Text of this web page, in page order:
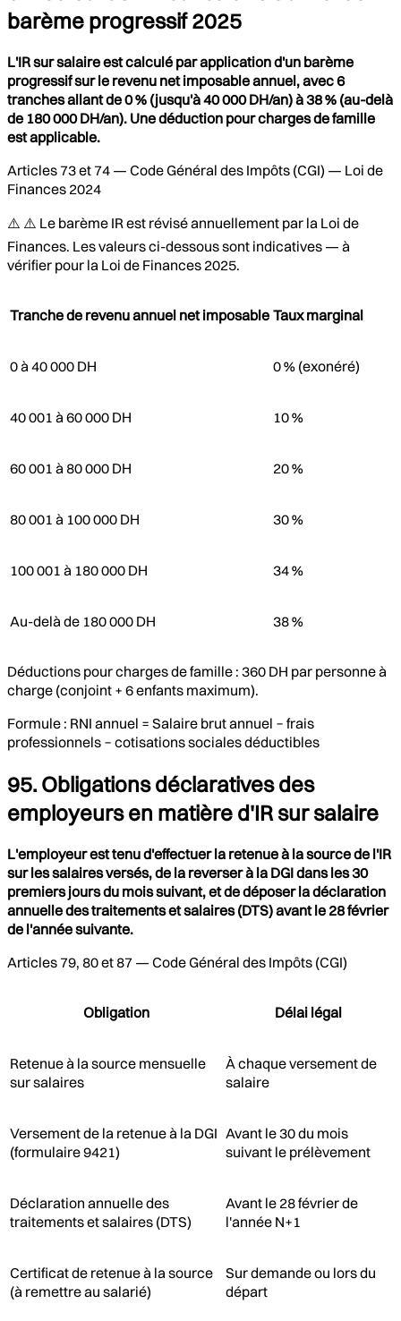
barème progressif 2025
L'IR sur salaire est calculé par application d'un barème
progressif sur le revenu net imposable annuel, avec 6
tranches allant de 0 % (jusqu'à 40 000 DH/an) à 38 % (au-delà
de 180 000 DH/an). Une déduction pour charges de famille
est applicable.
Articles 73 et 74 — Code Général des Impôts (CGI) — Loi de
Finances 2024
⚠️ ⚠️ Le barème IR est révisé annuellement par la Loi de
Finances. Les valeurs ci-dessous sont indicatives — à
vérifier pour la Loi de Finances 2025.
Tranche de revenu annuel net imposable Taux marginal
0 à 40 000 DH 0 % (exonéré)
40 001 à 60 000 DH 10 %
60 001 à 80 000 DH 20 %
80 001 à 100 000 DH 30 %
100 001 à 180 000 DH 34 %
Au-delà de 180 000 DH 38 %
Déductions pour charges de famille : 360 DH par personne à
charge (conjoint + 6 enfants maximum).
Formule : RNI annuel = Salaire brut annuel − frais
professionnels − cotisations sociales déductibles
95. Obligations déclaratives des
employeurs en matière d'IR sur salaire
L'employeur est tenu d'effectuer la retenue à la source de l'IR
sur les salaires versés, de la reverser à la DGI dans les 30
premiers jours du mois suivant, et de déposer la déclaration
annuelle des traitements et salaires (DTS) avant le 28 février
de l'année suivante.
Articles 79, 80 et 87 — Code Général des Impôts (CGI)
Obligation Délai légal
Retenue à la source mensuelle
sur salaires
À chaque versement de
salaire
Versement de la retenue à la DGI
(formulaire 9421)
Avant le 30 du mois
suivant le prélèvement
Déclaration annuelle des
traitements et salaires (DTS)
Avant le 28 février de
l'année N+1
Certificat de retenue à la source
(à remettre au salarié)
Sur demande ou lors du
départ